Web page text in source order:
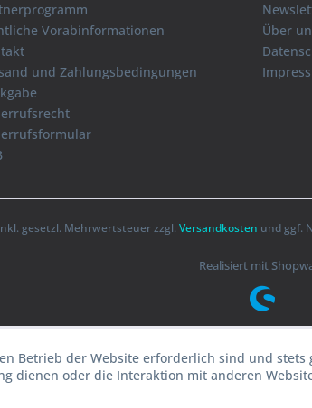
Vorabinformationen
und Zahlungsbedingungen
Über
gesetzl. Mehrwertsteuer zzgl. Versandkosten und ggf.
Realisiert mit
Betrieb der Website erforderlich sind und
dienen oder die Interaktion mit anderen